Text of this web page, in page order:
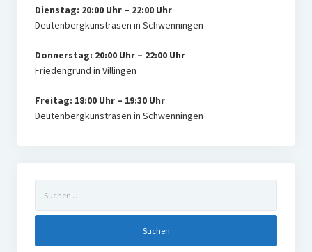
Dienstag: 20:00 Uhr – 22:00 Uhr
Deutenbergkunstrasen in Schwenningen
Donnerstag: 20:00 Uhr – 22:00 Uhr
Friedengrund in Villingen
Freitag: 18:00 Uhr – 19:30 Uhr
Deutenbergkunstrasen in Schwenningen
nach: